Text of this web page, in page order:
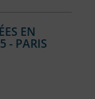
EN
- PARIS